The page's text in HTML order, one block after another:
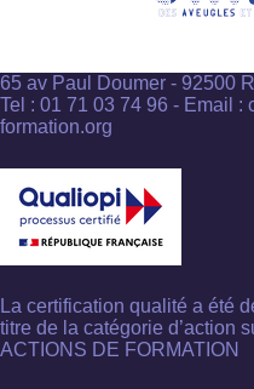
65 av Paul Doumer - 92500
Tel : 01 71 03 74 96 - Email :
formation.org
La certification qualité a été
titre de la catégorie d’action
ACTIONS DE FORMATION